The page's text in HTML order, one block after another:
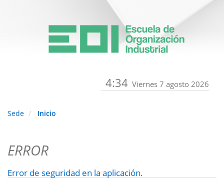
4:34 Viernes 7 agosto 2026
Sede Inicio
ERROR
Error de seguridad en la aplicación.